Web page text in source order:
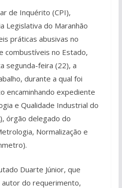
de Inquérito (CPI),
Legislativa do Maranhão
práticas abusivas no
combustíveis no Estado,
segunda-feira (22), a
durante a qual foi
encaminhando expediente
e Qualidade Industrial do
órgão delegado do
Normalização e
Duarte Júnior, que
do requerimento,